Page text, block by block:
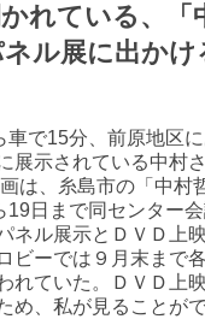
れている、「
ネル展に出か
車で15分、前原地区
展示されている中村
は、糸島市の「中村
19日まで同センター
ネル展示とＤＶＤ上
ビーでは９月末まで
れていた。ＤＶＤ上
め、私が見ることが